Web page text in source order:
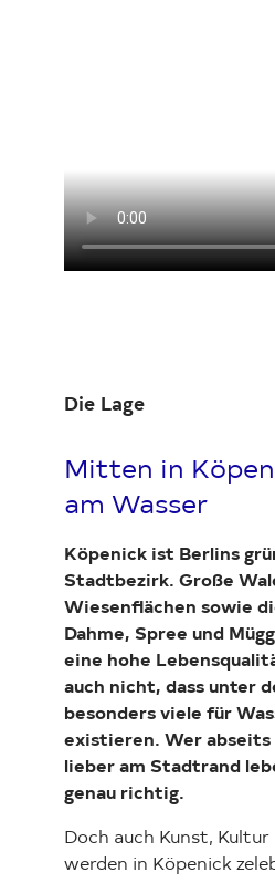
Die Lage
Mitten in
am Wasser
Köpenick ist Berlins
Stadtbezirk. Große
Wiesenflächen sowie
Dahme, Spree und
eine hohe
auch nicht, dass unter
besonders viele für
existieren. Wer abseits
lieber am Stadtrand
genau richtig.
Doch auch Kunst, Kultur
werden in Köpenick